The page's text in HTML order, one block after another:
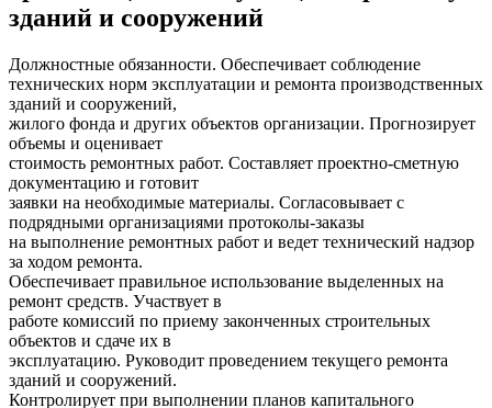
зданий и сооружений
Должностные обязанности. Обеспечивает соблюдение
технических норм эксплуатации и ремонта производственных
зданий и сооружений,
жилого фонда и других объектов организации. Прогнозирует
объемы и оценивает
стоимость ремонтных работ. Составляет проектно-сметную
документацию и готовит
заявки на необходимые материалы. Согласовывает с
подрядными организациями протоколы-заказы
на выполнение ремонтных работ и ведет технический надзор
за ходом ремонта.
Обеспечивает правильное использование выделенных на
ремонт средств. Участвует в
работе комиссий по приему законченных строительных
объектов и сдаче их в
эксплуатацию. Руководит проведением текущего ремонта
зданий и сооружений.
Контролирует при выполнении планов капитального